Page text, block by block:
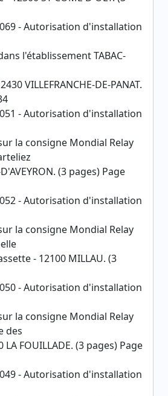
- Autorisation d'installation
l'établissement TABAC-
VILLEFRANCHE-DE-PANAT.
- Autorisation d'installation
la consigne Mondial Relay
(3 pages) Page
- Autorisation d'installation
la consigne Mondial Relay
- 12100 MILLAU. (3
- Autorisation d'installation
la consigne Mondial Relay
des
LA FOUILLADE. (3 pages) Page
- Autorisation d'installation